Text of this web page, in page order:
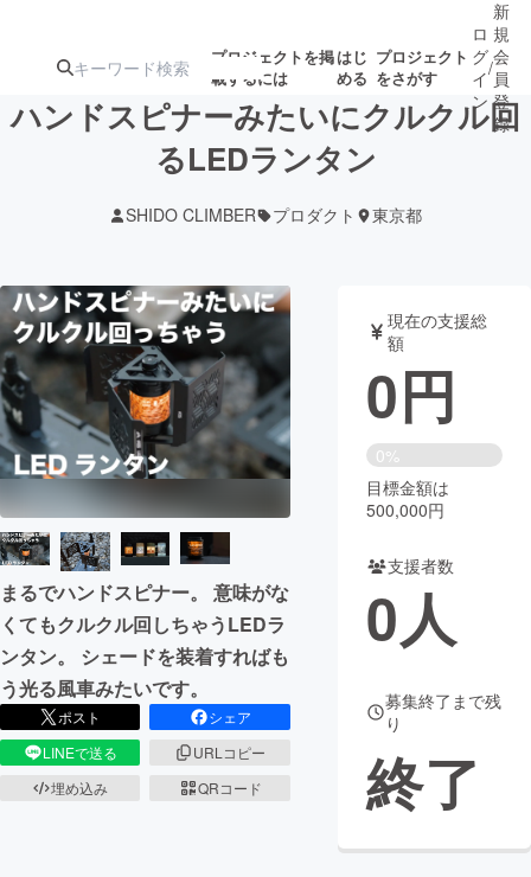
プロジェクトを掲
載するには
はじ
める
プロジェクト
をさがす
ターン
ジェクト
募集終了が近いプ
ロジェクト
アート・写真 音楽
テクノロジー・ガジェット ゲーム・サ
映像・映画 書籍・雑誌
ビジネス・起業 チャレンジ
CAMPFIRE for Social Good
CAMPFIRE Creation
CAMPFIREふるさと納税
ロ
グ
イ
ン
/
新
規
会
員
登
録
ハンドスピナーみたいにクルクル回
るLEDランタン
SHIDO CLIMBER プロダクト 東京都
まるでハンドスピナー。 意味がな
くてもクルクル回しちゃうLEDラ
ンタン。 シェードを装着すればも
う光る風車みたいです。
ポスト
シェア
LINEで送る
URLコピー
埋め込み
QRコード
現在の支援総
額
0円
0%
目標金額は
500,000円
支援者数
0人
募集終了まで残
り
終了